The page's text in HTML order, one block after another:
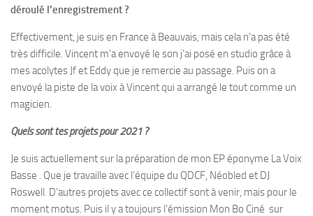
déroulé l’enregistrement ?
Effectivement, je suis en France à Beauvais, mais cela n’a pas été
très difficile. Vincent m’a envoyé le son j’ai posé en studio grâce à
mes acolytes Jfet Eddyque je remercie au passage. Puis on a
envoyé la piste de la voix àVincentqui a arrangé le tout comme un
magicien.
Quels sont tes projets pour 2021 ?
Je suis actuellement sur la préparation de mon EP éponyme La Voix
Basse . Que je travaille avec l’équipe du QDCF, Néobled et DJ
Roswell. D’autres projets avec ce collectif sont à venir, mais pour le
moment motus. Puis il y a toujours l’émission Mon Bo Ciné sur